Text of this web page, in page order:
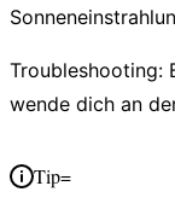
Troubleshooting:
wende dich an
Tip=